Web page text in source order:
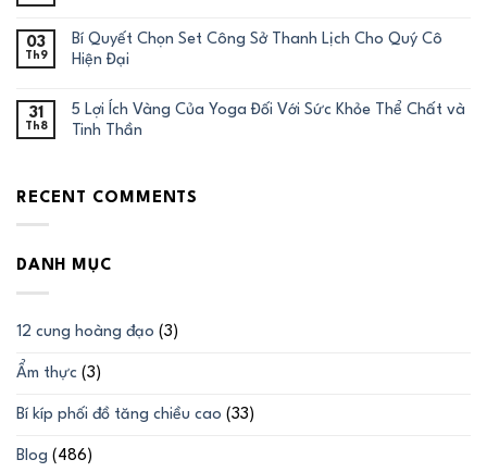
03
Th9
Bí Quyết Chọn Set Công Sở Thanh Lịch Cho Quý Cô
Hiện Đại
31
Th8
5 Lợi Ích Vàng Của Yoga Đối Với Sức Khỏe Thể Chất và
Tinh Thần
RECENT COMMENTS
DANH MỤC
12 cung hoàng đạo (3)
Ẩm thực (3)
Bí kíp phối đồ tăng chiều cao (33)
Blog (486)